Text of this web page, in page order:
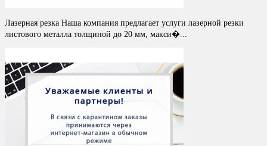
Лазерная резка Наша компания предлагает услуги лазерной резки
листового металла толщиной до 20 мм, макси�...